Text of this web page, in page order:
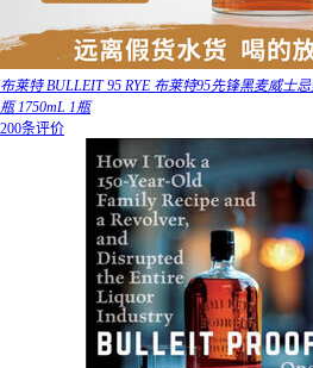
布莱特 BULLEIT 95 RYE 布莱特95先锋黑麦威士
瓶 1750mL 1瓶
200条评价